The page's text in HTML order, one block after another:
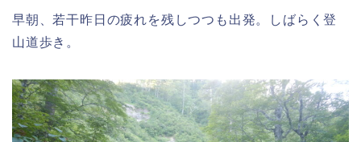
早朝、若干昨日の疲れを残しつつも出発。しばらく登
山道歩き。